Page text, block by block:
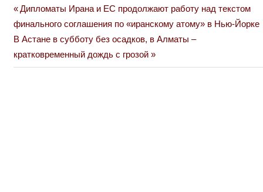
Навигация
по
записям
Previous
Post:
Дипломаты Ирана и ЕС продолжают работу над текстом
финального соглашения по «иранскому атому» в Нью-Йорке
Next
Post:
В Астане в субботу без осадков, в Алматы –
кратковременный дождь с грозой